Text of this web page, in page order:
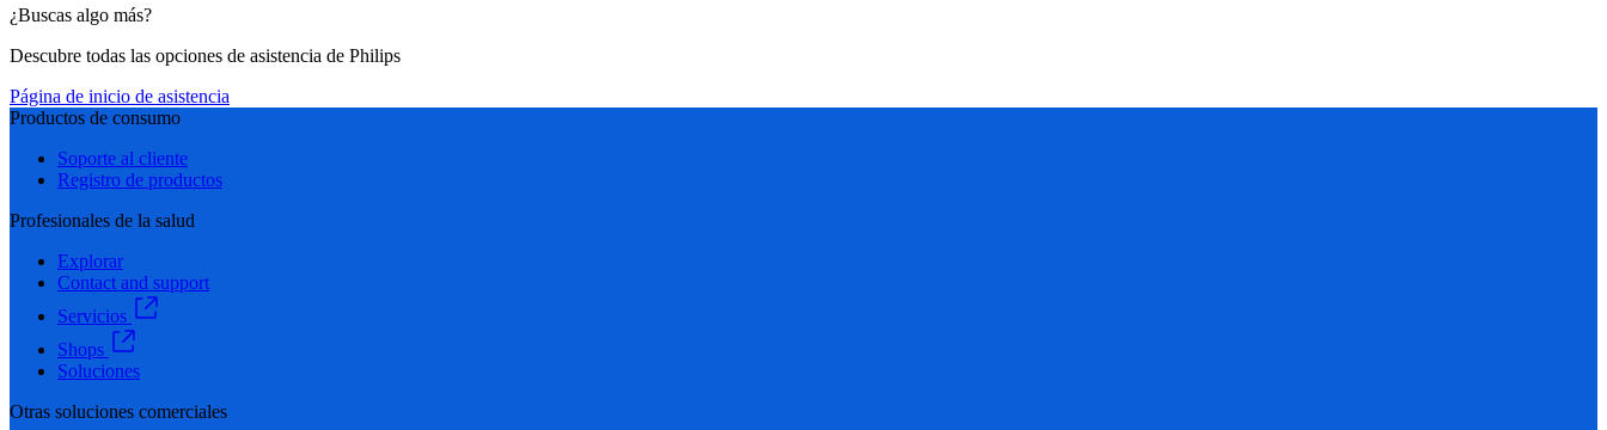
¿Buscas algo más?
Descubre todas las opciones de asistencia de Philips
Página de inicio de asistencia
Productos de consumo
Soporte al cliente
Registro de productos
Profesionales de la salud
Explorar
Contact and support
Servicios
Shops
Soluciones
Otras soluciones comerciales